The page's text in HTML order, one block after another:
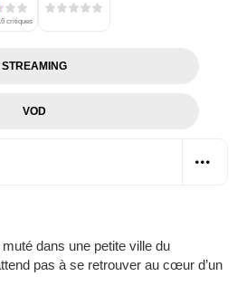
critiques
STREAMING
VOD
dans une petite ville du
pas à se retrouver au cœur d’un